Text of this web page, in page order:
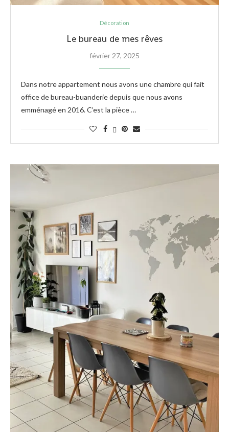
Décoration
Le bureau de mes rêves
février 27, 2025
Dans notre appartement nous avons une chambre qui fait
office de bureau-buanderie depuis que nous avons
emménagé en 2016. C’est la pièce …